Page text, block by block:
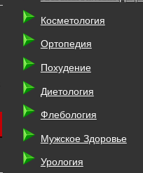
Косметология
Ортопедия
Похудение
Диетология
Флебология
Мужское Здоровье
Урология